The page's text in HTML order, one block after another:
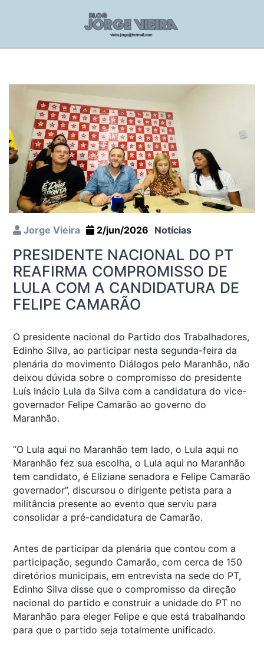
Jorge Vieira 2/jun/2026 Notícias
PRESIDENTE NACIONAL DO PT
REAFIRMA COMPROMISSO DE
LULA COM A CANDIDATURA DE
FELIPE CAMARÃO
O presidente nacional do Partido dos Trabalhadores,
Edinho Silva, ao participar nesta segunda-feira da
plenária do movimento Diálogos pelo Maranhão, não
deixou dúvida sobre o compromisso do presidente
Luís Inácio Lula da Silva com a candidatura do vice-
governador Felipe Camarão ao governo do
Maranhão.
“O Lula aqui no Maranhão tem lado, o Lula aqui no
Maranhão fez sua escolha, o Lula aqui no Maranhão
tem candidato, é Eliziane senadora e Felipe Camarão
governador”, discursou o dirigente petista para a
militância presente ao evento que serviu para
consolidar a pré-candidatura de Camarão.
Antes de participar da plenária que contou com a
participação, segundo Camarão, com cerca de 150
diretórios municipais, em entrevista na sede do PT,
Edinho Silva disse que o compromisso da direção
nacional do partido e construir a unidade do PT no
Maranhão para eleger Felipe e que está trabalhando
para que o partido seja totalmente unificado.